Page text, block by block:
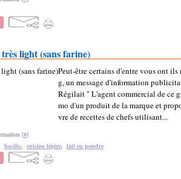
light (sans farine)
Peut-être certains d'entre vous ont
g, un message d'information
Régilait " L'agent commercial de ce
mo d'un produit de la marque et
vre de recettes de chefs utilisant...
[#]
basilic, cuisine légère, lait en poudre